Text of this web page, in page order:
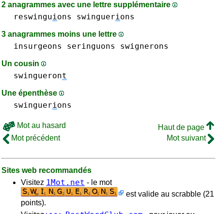
2 anagrammes avec une lettre supplémentaire
reswinguions swinguerions
3 anagrammes moins une lettre
insurgeons seringuons swignerons
Un cousin
swingueront
Une épenthèse
swinguerions
Mot au hasard
Haut de page
Mot précédent
Mot suivant
Sites web recommandés
Visitez 1Mot.net - le mot
est valide au scrabble (21
points).